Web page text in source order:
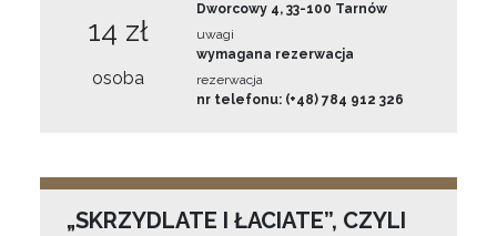
14 zł
osoba
Dworcowy 4, 33-100 Tarnów
uwagi
wymagana rezerwacja
rezerwacja
nr telefonu: (+48) 784 912 326
„SKRZYDLATE I ŁACIATE”, CZYLI